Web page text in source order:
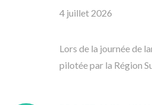
4 juillet 2026
Lors de la journée de
pilotée par la Région